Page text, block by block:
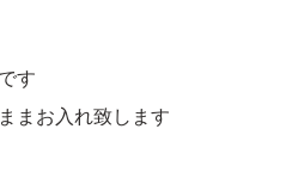
す
まお入れ致します